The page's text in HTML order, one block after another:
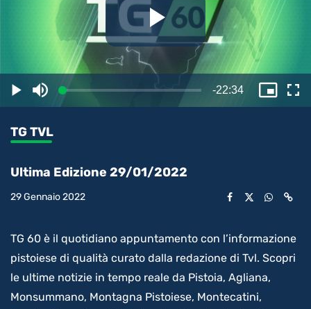
il
PlayDisattiva
l’audio
Caricato:
0.35%
Tempo
-22:34
in-
TG TVL
Ultima Edizione 29/01/2022
29 Gennaio 2022
TG 60 è il quotidiano appuntamento con l’informazione
pistoiese di qualità curato dalla redazione di Tvl. Scopri
le ultime notizie in tempo reale da Pistoia, Agliana,
Monsummano, Montagna Pistoiese, Montecatini,